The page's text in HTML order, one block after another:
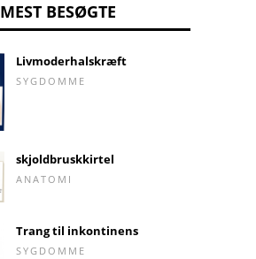
MEST BESØGTE
Livmoderhalskræft
SYGDOMME
skjoldbruskkirtel
ANATOMI
Trang til inkontinens
SYGDOMME